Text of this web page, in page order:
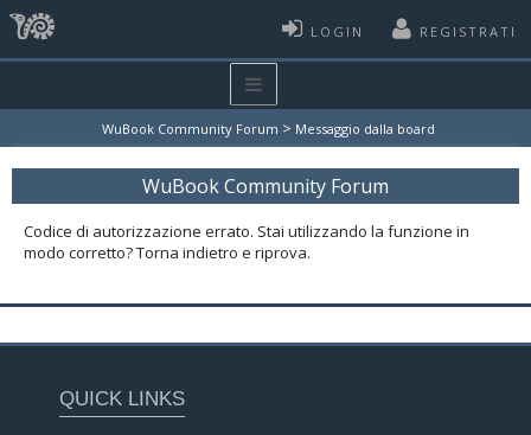
LOGIN REGISTRATI
WuBook Community Forum > Messaggio dalla board
WuBook Community Forum
Codice di autorizzazione errato. Stai utilizzando la funzione in
modo corretto? Torna indietro e riprova.
QUICK LINKS